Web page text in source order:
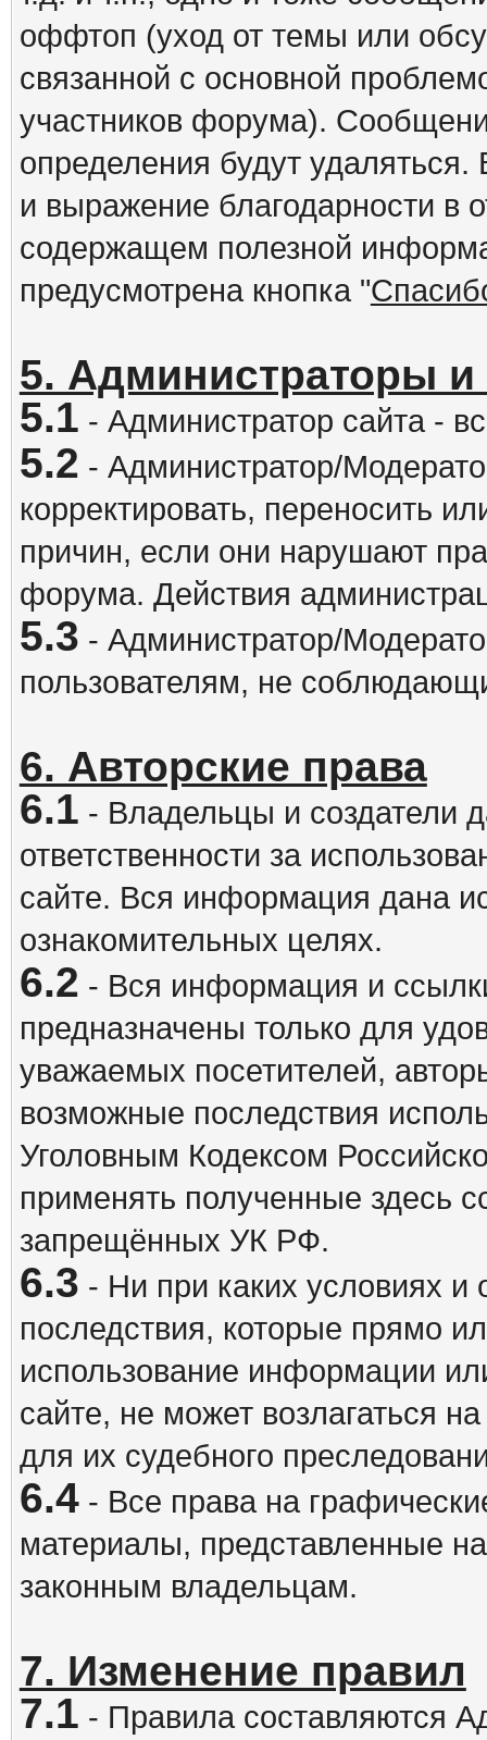
оффтоп (уход от темы или
связанной с основной
участников форума).
определения будут
и выражение благодарности в
содержащем полезной
предусмотрена кнопка "
5. Администраторы
5.1 - Администратор сайта -
5.2 - Администратор/
корректировать, переносить
причин, если они нарушают
форума. Действия
5.3 - Администратор/
пользователям, не
6. Авторские права
6.1 - Владельцы и создатели
ответственности за
сайте. Вся информация дана
ознакомительных целях.
6.2 - Вся информация и
предназначены только для
уважаемых посетителей,
возможные последствия
Уголовным Кодексом
применять полученные здесь
запрещённых УК РФ.
6.3 - Ни при каких условиях и
последствия, которые прямо
использование информации
сайте, не может возлагаться
для их судебного
6.4- Все права на
материалы, представленные
законным владельцам.
7. Изменение правил
7.1 - Правила составляются